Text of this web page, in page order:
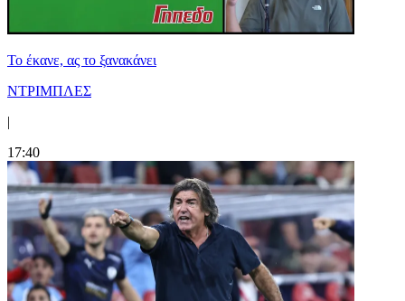
Το έκανε, ας το ξανακάνει
ΝΤΡΙΜΠΛΕΣ
|
17:40